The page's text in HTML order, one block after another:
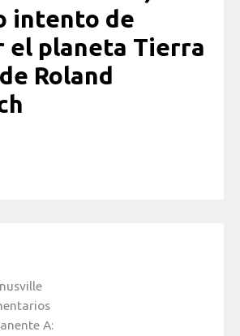
intento de
el planeta Tierra
Roland
A: